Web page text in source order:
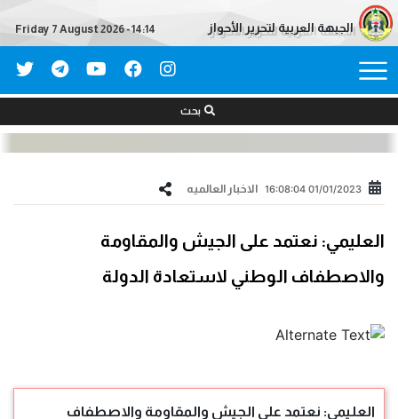
الجبهة العربية لتحرير الأحواز Friday 7 August 2026 - 14:14
بحث
01/01/2023 16:08:04 الاخبار العالمیه
العليمي: نعتمد على الجيش والمقاومة
والاصطفاف الوطني لاستعادة الدولة
العليمي: نعتمد على الجيش والمقاومة والاصطفاف